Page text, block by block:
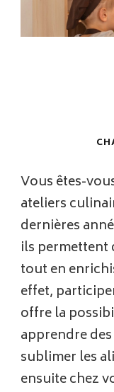
Vous êtes-
ateliers
dernières
ils permettent
tout en
effet,
offre la
apprendre
sublimer les
ensuite chez